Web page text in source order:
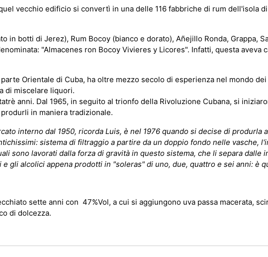
vecchio edificio si convertì in una delle 116 fabbriche di rum dell'isola
in botti di Jerez), Rum Bocoy (bianco e dorato), Añejillo Ronda, Grappa,
"Almacenes ron Bocoy Vivieres y Licores". Infatti, questa aveva
Orientale di Cuba, ha oltre mezzo secolo di esperienza nel mondo
di miscelare liquori.
anni. Dal 1965, in seguito al trionfo della Rivoluzione Cubana, si
in maniera tradizionale.
interno dal 1950, ricorda Luis, è nel 1976 quando si decise di
sistema di filtraggio a partire da un doppio fondo nelle vasche,
sono lavorati dalla forza di gravità in questo sistema, che li separa
gli alcolici appena prodotti in "soleras" di uno, due, quattro e sei anni: è
sette anni con 47%Vol, a cui si aggiungono uva passa macerata,
di dolcezza.